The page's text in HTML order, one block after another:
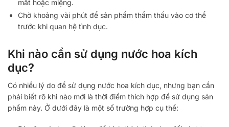
mắt hoặc miệng.
Chờ khoảng vài phút để sản phẩm thẩm thấu vào cơ thể
trước khi quan hệ tình dục.
Khi nào cần sử dụng nước hoa kích
dục?
Có nhiều lý do để sử dụng nước hoa kích dục, nhưng bạn cần
phải biết rõ khi nào mới là thời điểm thích hợp để sử dụng sản
phẩm này. Ở dưới đây là một số trường hợp cụ thể: